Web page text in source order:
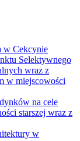
w Cekcynie
Selektywnego
wraz z
w miejscowości
na cele
starszej wraz z
w